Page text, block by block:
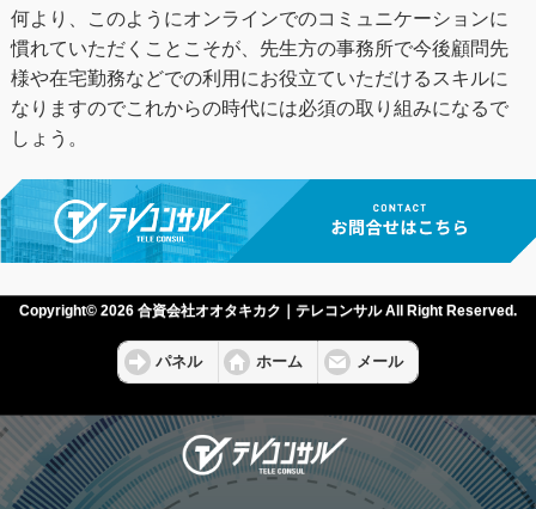
何より、このようにオンラインでのコミュニケーションに
慣れていただくことこそが、先生方の事務所で今後顧問先
様や在宅勤務などでの利用にお役立ていただけるスキルに
なりますのでこれからの時代には必須の取り組みになるで
しょう。
Copyright© 2026 合資会社オオタキカク｜テレコンサル All Right Reserved.
パネル ホーム メール